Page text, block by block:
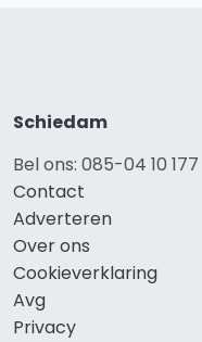
Schiedam
Bel ons: 085-04 10 177
Contact
Adverteren
Over ons
Cookieverklaring
Avg
Privacy